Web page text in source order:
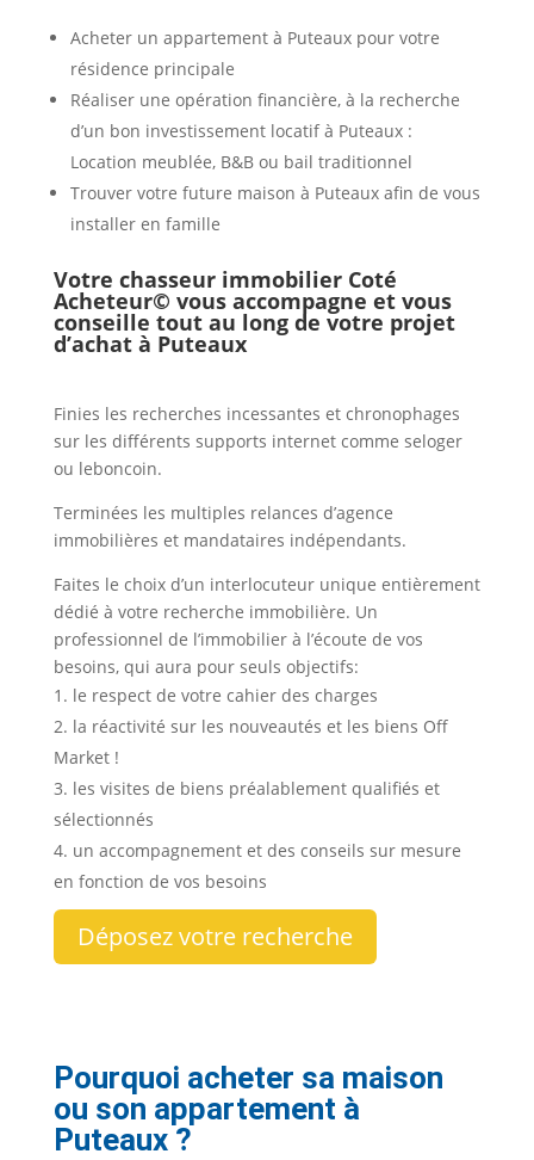
Acheter un appartement à Puteaux pour votre
résidence principale
Réaliser une opération financière, à la recherche
d’un bon investissement locatif à Puteaux :
Location meublée, B&B ou bail traditionnel
Trouver votre future maison à Puteaux afin de vous
installer en famille
Votre chasseur immobilier Coté
Acheteur© vous accompagne et vous
conseille tout au long de votre projet
d’achat à Puteaux
Finies les recherches incessantes et chronophages
sur les différents supports internet comme seloger
ou leboncoin.
Terminées les multiples relances d’agence
immobilières et mandataires indépendants.
Faites le choix d’un interlocuteur unique entièrement
dédié à votre recherche immobilière. Un
professionnel de l’immobilier à l’écoute de vos
besoins, qui aura pour seuls objectifs:
le respect de votre cahier des charges
la réactivité sur les nouveautés et les biens Off
Market !
les visites de biens préalablement qualifiés et
sélectionnés
un accompagnement et des conseils sur mesure
en fonction de vos besoins
Déposez votre recherche
Pourquoi acheter sa maison
ou son appartement à
Puteaux ?